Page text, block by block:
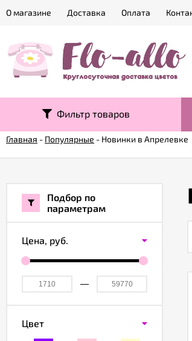
О магазине Доставка Оплата
Фильтр товаров
Главная - Популярные - Новинки в Апрелевке
Подбор по
параметрам
Цена, руб.
Цвет